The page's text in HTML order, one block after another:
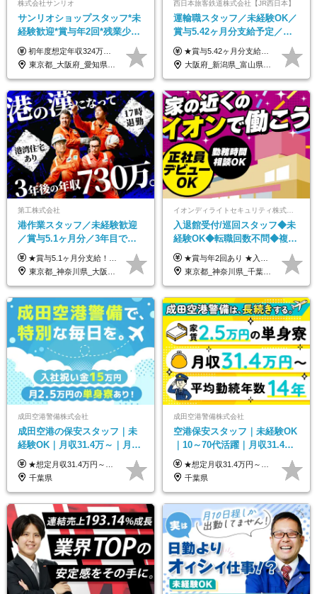
株式会社サンリオ
サンリオショップスタッフ*未
経験歓迎*賞与年2回*残業少な
め*産育休取得実績豊富*可愛
い制服*社割有
初年度想定年収324万円～690万円！ ◆全国一律 月給230,000円～＋賞与＋通勤手当＋役職手当＋時間外手当 《手当充実！》 ＊昇給/年1回 ＊賞与/年2回（7月/12月） ＊通勤手当：交通費支給（規定あり） ＊時間外手当 ＊販売職手当 ＊役職手当 《キャリアパス》 ▼店長（32歳）／年収400万円 ▼トレーナー（37歳）／年収500万円 ▼SV（40歳）／年収570万円 ※SVとして活躍された場合、574万円以上に昇給も目指せます。 日頃のお店での頑張りをしっかり評価する体制を整えており、 ご自身の努力次第で昇給する制度を用意しています！ 《ゆくゆくは・・・》 ■店舗スタッフをとりまとめ、お店づくりを主体で行う店長へ ■複数店舗を統括するトレーナーへとキャリアアップ ■様々な規模の店舗を経験しSVとして活躍した後は、本社の教育担当や店舗支援を担う本部スタッフとして活躍いただけます。 ※経験・能力を考慮の上、当社規定により優遇いたします。 ※入社日から6カ月間の試用期間あり。その間の待遇に差異はありません。
東京都_大阪府_愛知県_北海道_栃木県_静岡県_兵庫県_京都府_福岡県
西日本旅客鉄道株式会社【JR西日本】
運輸職スタッフ／未経験OK／
賞与5.42ヶ月分支給予定／残
業月11h程／年休119日+有給
平均18.7日
★賞与5.42ヶ月分支給予定あり！ （大卒以上）月給24万1,692円～39万5,780円＋各種手当＋賞与2回 （高卒以上）月給22万2,662円～39万5,780円＋各種手当＋賞与2回 ※上記は2025年度新卒支払額（京阪神地区）となります ※勤務地・学歴で異なり、ご経験・能力等をふまえた金額を加算します ※残業代は別途全額支給します ※当社規程に基づき決定します ※試用期間あり（3ヶ月／待遇に変更はありません） ※基本給以外の諸手当として扶養・職務・時間外・通勤手当等を支給します ※京阪神地区以外の勤務地の場合 月給（大卒）23万0,706円～／月給（高卒）21万2,541円～となります
大阪府_新潟県_富山県_石川県_福井県_三重県_兵庫県_京都府_滋賀県_奈良県_和歌山県_広島県_岡山県_鳥取県_島根県_山口県_福岡県
第工株式会社
港作業スタッフ／未経験歓迎
／賞与5.1ヶ月分／3年目で年
収730万円も可／食事手当あり
／年休120日以上
★賞与5.1ヶ月分支給！ ★入社3年目・30代で年収730万円の先輩も活躍中！ ★入社1年目・20代で月収29万円の実績あり 月給：22.5万円～30.5万円＋各種手当＋賞与年2回＋残業代全額支給 ※経験・能力などを考慮のうえ決定します ※上記月給には食事手当(5000円／月）を含みます ※残業代は分単位で100％支給いたします ※試用期間3ヶ月。その間の給与・待遇に差異はありません 【月収例】 ◆33.5万円／31歳 入社7か月 ◆38.5万円／32歳 入社1年目 ◆48.4万円／44歳 入社12年目 ※経験・能力などを考慮のうえ決定 ※月収・給与例には休日手当も含みます 【手当詳細】 ◆交通費規定支給（上限3万5000円／月） ◆時間外手当全額支給 ◆休日出勤手当 ◆港湾住宅あり（1R・2万円台～） ◆資格取得支援制度：全額負担 ◆地域手当：関東地区1万円／月
東京都_神奈川県_大阪府_愛知県_兵庫県
入退館受付/巡回スタッフ◆未
経験OK◆転職回数不問◆複数
勤務地で募集中◆ブランクあ
りOK◆室内業務がメイン
★賞与年2回あり ★入社祝い金3万円支給 ★出産祝い金や育児支援金などの手当も充実！ ≪給与モデル≫ 【東京】基本給27万2780円/月給＋時間外手当（25h） 【愛知】基本給25万4990円/月給＋時間外手当（25h） 【大阪】基本給25万4990円/月給＋時間外手当（25h） 【福岡】基本給23万7200円/月給＋時間外手当（25h） -------------- ▽各地の給与は下記をご確認ください！ ■北海道 月給20万円～ ■東北 月給20万円～ ■北関東 埼玉／月給22万5000円～ 茨城・群馬・新潟／月給20万円～ ■南関東 東京・神奈川／月給23万円～ 千葉／月給22万5000円～ 山梨／月給20万円～ ■中部 愛知／月給21万5000円～ 長野・岐阜・三重／月給20万円～ ■関西 大阪／月給21万5000円～ 京都・兵庫／月給21万円～ 滋賀・奈良／月給20万円～ ■中四国 岡山・山口・四国・広島／月給20万円～ ■九州 福岡・鹿児島・長崎／月給20万円～
東京都_神奈川県_千葉県_北海道_福島県_長野県_岐阜県_三重県_京都府_福岡県
成田空港警備株式会社
成田空港の保安スタッフ｜未
経験OK｜月収31.4万～｜月
2.5万の単身寮｜住宅手当&家
族手当｜入社祝い金15万
★想定月収31.4万円～＋賞与年2回（59万円以上） ★入社お祝い金15万円支給 ★水道+光熱費無料の家賃がリーズナブルな社員寮(単身寮)あり！ ★住宅手当&家族手当あり 月給24万5000円以上(基本給21万1000円＋業務別手当35,000円)＋賞与年2回（賞与支給額：59万円以上を想定）＋残業代全額 ※みなし残業なし！残業代は全額支給します。 ※資格手当・深夜手当など、様々な手当をご用意しています。 ※入社お祝い金は１か月経過後、3ヶ月経過後、6ヶ月経過後に各5万円ずつ給与に加算して支給いたします。 ※指定の検定資格をお持ちの方には別途手当を支給します。入社後に取得した場合は給与に加算し支給します。 ・施設警備 1級7,000円 2級4,000円 ・交通誘導 1級7,000円 2級4,000円 ・雑踏警備 1級7,000円 2級4,000円 など
千葉県
成田空港警備株式会社
空港保安スタッフ｜未経験OK
｜10～70代活躍｜月収31.4万
&賞与年2回｜家族・住宅手当
｜光熱費0円の単身寮
★想定月収31.4万円～＋賞与年2回（59万円以上） ★入社お祝い金15万円支給 ★水道+光熱費無料の家賃がリーズナブルな社員寮(単身寮)あり！ 月給24万5000円以上(基本給21万1000円＋業務別手当35,000円)＋賞与年2回（賞与支給額：59万円以上を想定）＋残業代全額 ※みなし残業なし！残業代は全額支給します。 ※資格手当・深夜手当など、様々な手当をご用意しています。 ※入社お祝い金は１か月経過後、3ヶ月経過後、6ヶ月経過後に各5万円ずつ給与に加算して支給いたします。 ※指定の検定資格をお持ちの方には別途手当を支給します。入社後に取得した場合は給与に加算し支給します。 ・施設警備 1級7,000円 2級4,000円 ・交通誘導 1級7,000円 2級4,000円 ・雑踏警備 1級7,000円 2級4,000円 など
千葉県